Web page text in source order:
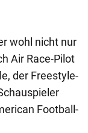
wohl nicht nur
Air Race-Pilot
der Freestyle-
Football-